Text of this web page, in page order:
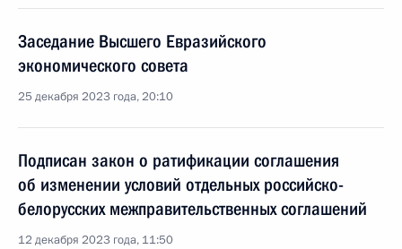
Заседание Высшего Евразийского
экономического совета
25 декабря 2023 года, 20:10
Подписан закон о ратификации соглашения
об изменении условий отдельных российско-
белорусских межправительственных соглашений
12 декабря 2023 года, 11:50